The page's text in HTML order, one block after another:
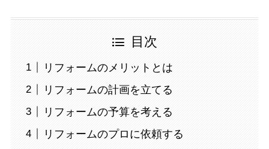
目次
リフォームのメリットとは
リフォームの計画を立てる
リフォームの予算を考える
リフォームのプロに依頼する